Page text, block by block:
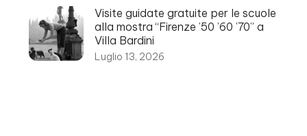
Visite guidate gratuite per le scuole
alla mostra “Firenze ’50 ’60 ’70” a
Villa Bardini
Luglio 13, 2026